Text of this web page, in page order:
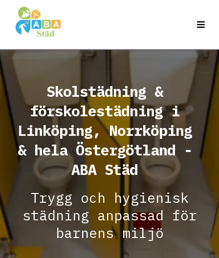
Skolstädning &
förskolestädning i
Linköping, Norrköping
& hela Östergötland -
ABAStäd
Trygg och hygienisk
städning anpassad för
barnens miljö